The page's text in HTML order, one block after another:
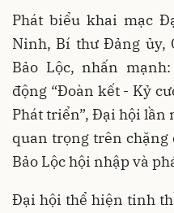
Phát biểu khai mạc
Ninh, Bí thư Đảng ủy,
Bảo Lộc, nhấn
động “Đoàn kết - Kỷ
Phát triển”, Đại hội lần
quan trọng trên chặng
Bảo Lộc hội nhập và
Đại hội thể hiện tinh